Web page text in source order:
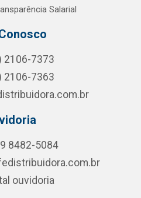
Salarial
2106-7373
2106-7363
8482-5084
ouvidoria